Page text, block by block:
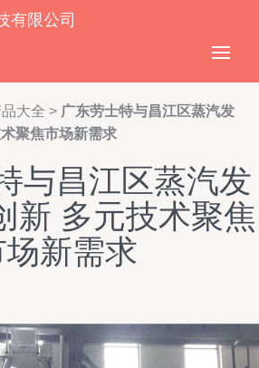
有限公司
大全 > 广东劳士特与昌江区蒸汽发
聚焦市场新需求
与昌江区蒸汽发
新 多元技术聚焦
新需求